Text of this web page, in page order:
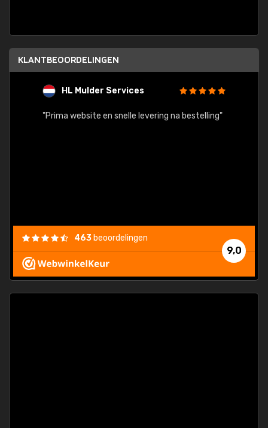
KLANTBEOORDELINGEN
HL Mulder Services
"Prima website en snelle levering na bestelling"
9,0
463 beoordelingen